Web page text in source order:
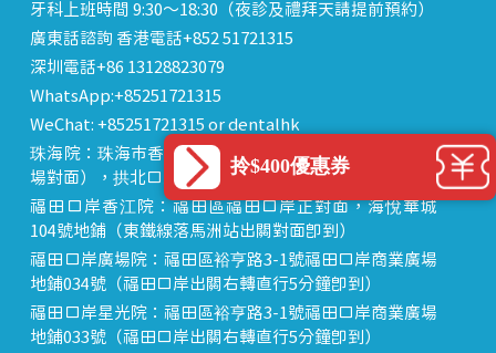
牙科上班時間 9:30～18:30（夜診及禮拜天請提前預約）
廣東話諮詢 香港電話+852 51721315
深圳電話+86 13128823079
WhatsApp:+85251721315
WeChat: +85251721315 or dentalhk
珠海院：珠海市香洲區 拱北中建商業大廈 15樓（迎賓廣
場對面），拱北口岸步行8分鐘直達
福田口岸香江院：福田區福田口岸正對面，海悅華城
104號地鋪（東鐵線落馬洲站出關對面即到）
福田口岸廣場院：福田區裕亨路3-1號福田口岸商業廣場
地鋪034號（福田口岸出關右轉直行5分鐘即到）
福田口岸星光院：福田區裕亨路3-1號福田口岸商業廣場
地鋪033號（福田口岸出關右轉直行5分鐘即到）
拎$400優惠券